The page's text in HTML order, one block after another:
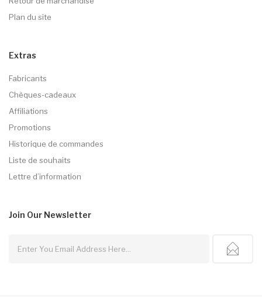
Plan du site
Extras
Fabricants
Chèques-cadeaux
Affiliations
Promotions
Historique de commandes
Liste de souhaits
Lettre d’information
Join Our Newsletter